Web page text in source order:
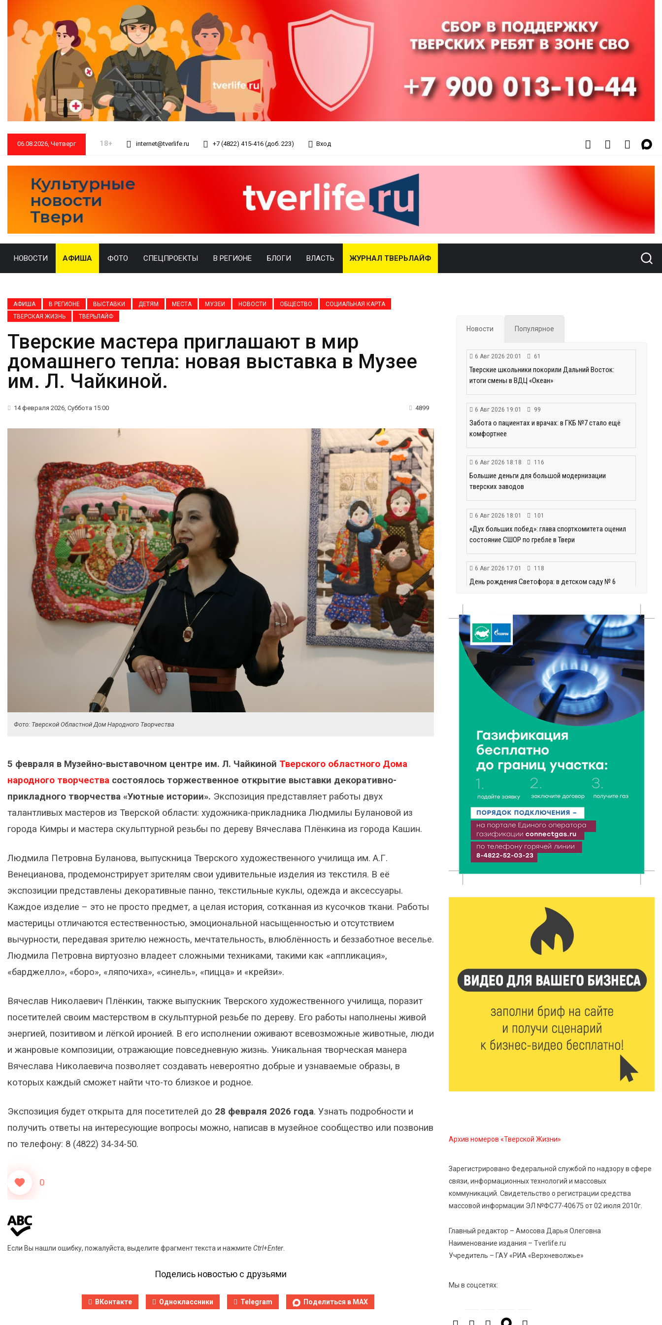
06.08.2026, Четверг 18+ internet@tverlife.ru +7 (4822) 415-416 (доб. 223) Вход
НОВОСТИ АФИША ФОТО СПЕЦПРОЕКТЫ В РЕГИОНЕ БЛОГИ ВЛАСТЬ ЖУРНАЛ ТВЕРЬЛАЙФ
АФИША В РЕГИОНЕ ВЫСТАВКИ ДЕТЯМ МЕСТА МУЗЕИ НОВОСТИ ОБЩЕСТВО
СОЦИАЛЬНАЯ КАРТА
ТВЕРСКАЯ ЖИЗНЬ
ТВЕРЬЛАЙФ
Тверские мастера приглашают в мир
домашнего тепла: новая выставка в Музее
им. Л. Чайкиной.
14 февраля 2026, Суббота 15:00 4899
Фото: Тверской Областной Дом Народного Творчества
5 февраля в Музейно-выставочном центре им. Л. Чайкиной Тверского областного Дома
народного творчества состоялось торжественное открытие выставки декоративно-
прикладного творчества «Уютные истории». Экспозиция представляет работы двух
талантливых мастеров из Тверской области: художника-прикладника Людмилы Булановой из
города Кимры и мастера скульптурной резьбы по дереву Вячеслава Плёнкина из города Кашин.
Людмила Петровна Буланова, выпускница Тверского художественного училища им. А.Г.
Венецианова, продемонстрирует зрителям свои удивительные изделия из текстиля. В её
экспозиции представлены декоративные панно, текстильные куклы, одежда и аксессуары.
Каждое изделие – это не просто предмет, а целая история, сотканная из кусочков ткани. Работы
мастерицы отличаются естественностью, эмоциональной насыщенностью и отсутствием
вычурности, передавая зрителю нежность, мечтательность, влюблённость и беззаботное веселье.
Людмила Петровна виртуозно владеет сложными техниками, такими как «аппликация»,
«барджелло», «боро», «ляпочиха», «синель», «пицца» и «крейзи».
Вячеслав Николаевич Плёнкин, также выпускник Тверского художественного училища, поразит
посетителей своим мастерством в скульптурной резьбе по дереву. Его работы наполнены живой
энергией, позитивом и лёгкой иронией. В его исполнении оживают всевозможные животные, люди
и жанровые композиции, отражающие повседневную жизнь. Уникальная творческая манера
Вячеслава Николаевича позволяет создавать невероятно добрые и узнаваемые образы, в
которых каждый сможет найти что-то близкое и родное.
Экспозиция будет открыта для посетителей до 28 февраля 2026 года. Узнать подробности и
получить ответы на интересующие вопросы можно, написав в музейное сообщество или позвонив
по телефону: 8 (4822) 34-34-50.
0
Если Вы нашли ошибку, пожалуйста, выделите фрагмент текста и нажмите Ctrl+Enter.
Поделись новостью с друзьями
ВКонтакте Одноклассники Telegram Поделиться в MAX
Новости Популярное
6 Авг 2026 20:01 61
Тверские школьники покорили Дальний Восток:
итоги смены в ВДЦ «Океан»
6 Авг 2026 19:01 99
Забота о пациентах и врачах: в ГКБ №7 стало ещё
комфортнее
6 Авг 2026 18:18 116
Большие деньги для большой модернизации
тверских заводов
6 Авг 2026 18:01 101
«Дух больших побед»: глава спорткомитета оценил
состояние СШОР по гребле в Твери
6 Авг 2026 17:01 118
День рождения Светофора: в детском саду № 6
172
В Твери пройдёт дополнительный день приёма в
колледжи
6 Авг 2026 16:37 117
Исследование: ежемесячная смена категорий
кешбэка создает волны спроса
Тверские «Романтики» покорили Витебск своей
хореографией
6 Авг 2026 16:08 214
Виталий Королев наградил строителей и
6 Авг 2026 16:02 89
Объем выдачи ипотеки в России вырос на 38%
6 Авг 2026 16:01 125
область на всероссийском марафоне «Земля
269
Голубев проверил школы и детсады Зубцова к 1
6 Авг 2026 15:01 143
От Твери до Москвы: выставка художника
Владимира Васильева о героях СВО проходит в РГБ
6 Авг 2026 14:55 132
Виталий Королев: Тверская область станет
спортивной столицей России
Рынок труда 2026: где в Тверской области самые
высокие зарплаты и как изменились доходы
6 Авг 2026 12:01
Архив номеров «Тверской Жизни»
Зарегистрировано Федеральной службой по надзору в сфере
связи, информационных технологий и массовых
коммуникаций. Свидетельство о регистрации средства
массовой информации ЭЛ №ФС77-40675 от 02 июля 2010г.
Главный редактор – Амосова Дарья Олеговна
Наименование издания – Tverlife.ru
Учредитель – ГАУ «РИА «Верхневолжье»
Мы в соцсетях: